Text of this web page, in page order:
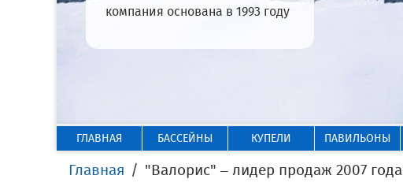
компания основана в 1993 году
ГЛАВНАЯ БАССЕЙНЫ КУПЕЛИ ПАВИЛЬОНЫ
Главная "Валорис" – лидер продаж 2007 года